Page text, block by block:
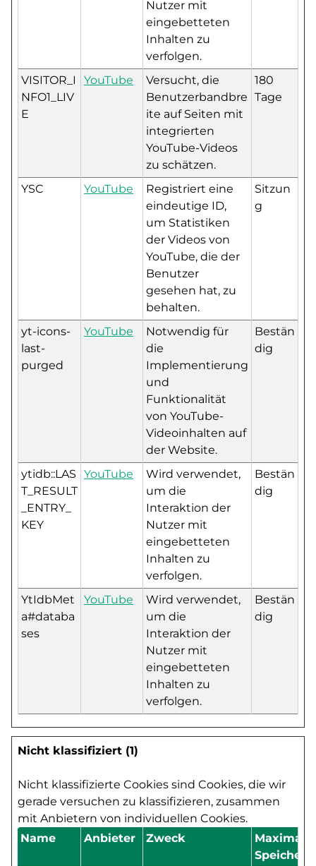
Nutzer mit
eingebetteten
Inhalten zu
verfolgen.
VISITOR_I
NFO1_LIV
E
YouTube
Versucht, die
Benutzerbandbre
ite auf Seiten mit
integrierten
YouTube-Videos
zu schätzen.
180
Tage
YSC YouTube
Registriert eine
eindeutige ID,
um Statistiken
der Videos von
YouTube, die der
Benutzer
gesehen hat, zu
behalten.
Sitzun
g
yt-icons-
last-
purged
YouTube
Notwendig für
die
Implementierung
und
Funktionalität
von YouTube-
Videoinhalten auf
der Website.
Bestän
dig
ytidb::LAS
T_RESULT
_ENTRY_
KEY
YouTube
Wird verwendet,
um die
Interaktion der
Nutzer mit
eingebetteten
Inhalten zu
verfolgen.
Bestän
dig
YtIdbMet
a#databa
ses
YouTube
Wird verwendet,
um die
Interaktion der
Nutzer mit
eingebetteten
Inhalten zu
verfolgen.
Bestän
dig
Nicht klassifiziert (1)
Nicht klassifizierte Cookies sind Cookies, die wir
gerade versuchen zu klassifizieren, zusammen
mit Anbietern von individuellen Cookies.
Name
Anbieter Zweck
Maximale